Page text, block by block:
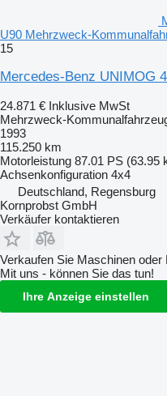
U90 Mehrzweck-
15
Mercedes-Benz UNIMOG
24.871 € Inklusive MwSt
Mehrzweck-
1993
115.250 km
Motorleistung 87.01 PS (63.95
Achsenkonfiguration 4x4
Deutschland, Regensburg
Kornprobst GmbH
Verkäufer kontaktieren
Verkaufen Sie Maschinen oder
Mit uns - können Sie das tun!
Ihre Anzeige einstellen